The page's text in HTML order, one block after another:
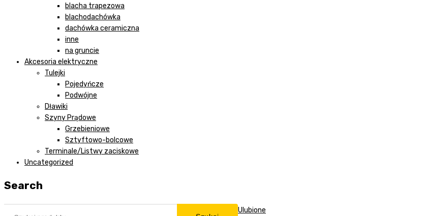
blacha trapezowa
blachodachówka
dachówka ceramiczna
inne
na gruncie
Akcesoria elektryczne
Tulejki
Pojedyńcze
Podwójne
Dławiki
Szyny Prądowe
Grzebieniowe
Sztyftowo-bolcowe
Terminale/Listwy zaciskowe
Uncategorized
Search
Ulubione